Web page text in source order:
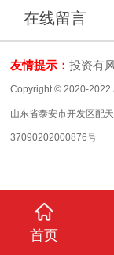
在线留言
友情提示：投资有
Copyright © 2020-2022
山东省泰安市开发区配
37090202000876号
首页